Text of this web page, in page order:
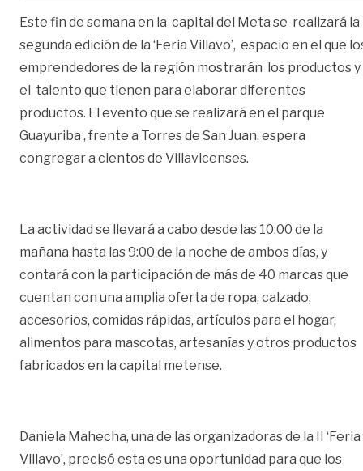
Este fin de semana en la capital del Meta se realizará la
segunda edición de la ‘Feria Villavo’, espacio en el que
emprendedores de la región mostrarán los productos y
el talento que tienen para elaborar diferentes
productos. El evento que se realizará en el parque
Guayuriba , frente a Torres de San Juan, espera
congregar a cientos de Villavicenses.
La actividad se llevará a cabo desde las 10:00 de la
mañana hasta las 9:00 de la noche de ambos días, y
contará con la participación de más de 40 marcas que
cuentan con una amplia oferta de ropa, calzado,
accesorios, comidas rápidas, artículos para el hogar,
alimentos para mascotas, artesanías y otros productos
fabricados en la capital metense.
Daniela Mahecha, una de las organizadoras de la II ‘Feria
Villavo’, precisó esta es una oportunidad para que los